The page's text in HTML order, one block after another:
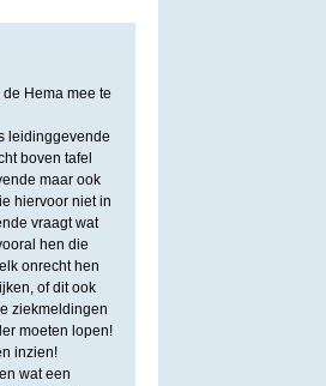
Hema mee te
leidinggevende
boven tafel
maar ook
hiervoor niet in
vraagt wat
hen die
onrecht hen
of dit ook
ziekmeldingen
moeten lopen!
inzien!
wat een